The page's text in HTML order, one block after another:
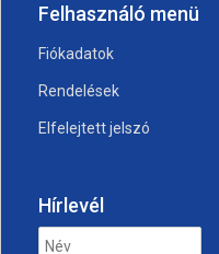
Felhasználó menü
Fiókadatok
Rendelések
Elfelejtett jelszó
Hírlevél